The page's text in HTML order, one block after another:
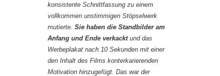
konsistente Schnittfassung zu einem
vollkommen unstimmigen Stöpselwerk
mutierte. Sie haben die Standbilder am
Anfang und Ende verkacktund das
Werbeplakat nach 10 Sekunden mit einer
den Inhalt des Films konterkarierenden
Motivation hinzugefügt. Das war der